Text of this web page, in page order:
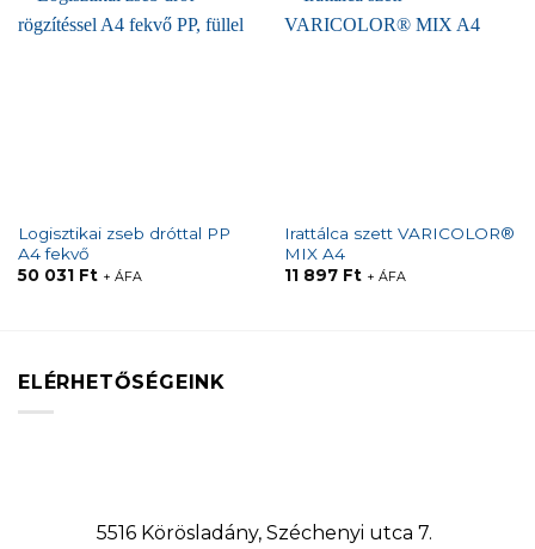
Logisztikai zseb dróttal PP
A4 fekvő
50 031 Ft + ÁFA
Irattálca szett VARICOLOR®
MIX A4
11 897 Ft + ÁFA
ELÉRHETŐSÉGEINK
5516 Körösladány, Széchenyi utca 7.